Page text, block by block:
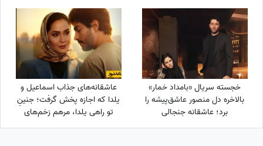
شجریان
خجسته سریال «بامداد خمار»
بالاخره دل منصور عاشق‌پیشه را
برد؛ عاشقانه جنجالی
عاشقانه‌های جذاب اسماعیل و
یلدا که اجازه پخش گرفت؛ جنینِ
تو راهی یلدا، مرهم زخم‌های